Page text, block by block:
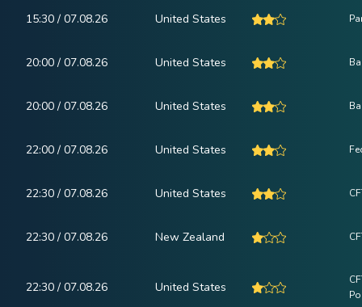
15:30 / 07.08.26 United States
20:00 / 07.08.26 United States
20:00 / 07.08.26 United States
22:00 / 07.08.26 United States
22:30 / 07.08.26 United States
22:30 / 07.08.26 New Zealand
22:30 / 07.08.26 United States